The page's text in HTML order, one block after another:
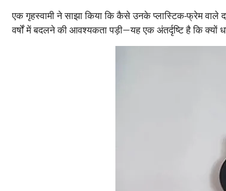
एक गृहस्वामी ने साझा किया कि कैसे उनके प्लास्टिक-फ्रेम
वर्षों में बदलने की आवश्यकता पड़ी—यह एक अंतर्दृष्टि है कि क्यों